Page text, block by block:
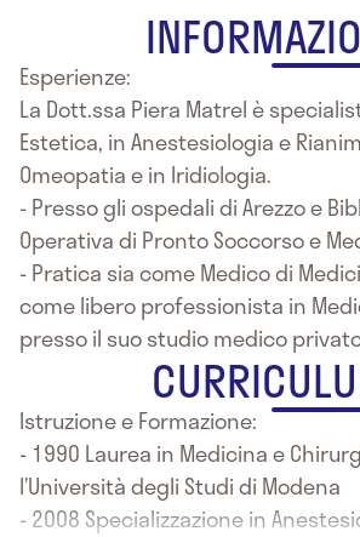
Esperienze:
La Dott.ssa Piera Matrel è
Estetica, in Anestesiologia e
Omeopatia e in Iridiologia.
- Presso gli ospedali di Arezzo e
Operativa di Pronto Soccorso e
- Pratica sia come Medico di
come libero professionista in
presso il suo studio medico
Istruzione e Formazione:
- 1990 Laurea in Medicina e
l’Università degli Studi di Modena
- 2008 Specializzazione in